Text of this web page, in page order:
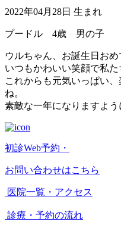
2022年04月28日 生まれ
プードル 4歳 男の子
ウルちゃん、お誕生日おめ
いつもかわいい笑顔で私た
これからも元気いっぱい
ね。
素敵な一年になりますよう
初診Web予約・
お問い合わせはこちら
医院一覧・アクセス
診療・予約の流れ